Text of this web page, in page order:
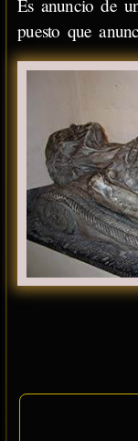
Es anuncio de
puesto que